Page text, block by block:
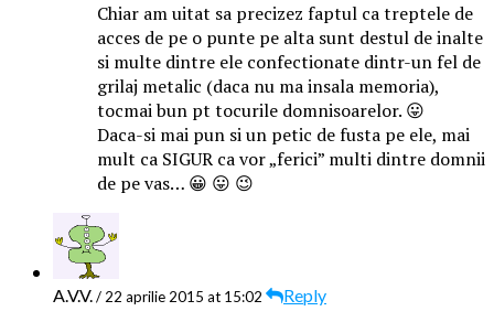
Chiar am uitat sa precizez faptul ca treptele de
acces de pe o punte pe alta sunt destul de inalte
si multe dintre ele confectionate dintr-un fel de
grilaj metalic (daca nu ma insala memoria),
tocmai bun pt tocurile domnisoarelor. 😛
Daca-si mai pun si un petic de fusta pe ele, mai
mult ca SIGUR ca vor „ferici” multi dintre domnii
de pe vas… 😀 😛 😉
A.V.V./ 22 aprilie 2015 at 15:02 Reply